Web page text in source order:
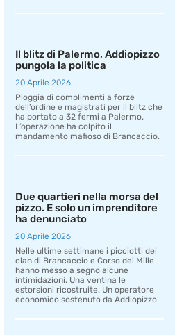
Il blitz di Palermo, Addiopizzo
pungola la politica
20 Aprile 2026
Pioggia di complimenti a forze
dell’ordine e magistrati per il blitz che
ha portato a 32 fermi a Palermo.
L’operazione ha colpito il
mandamento mafioso di Brancaccio.
Due quartieri nella morsa del
pizzo. E solo un imprenditore
ha denunciato
20 Aprile 2026
Nelle ultime settimane i picciotti dei
clan di Brancaccio e Corso dei Mille
hanno messo a segno alcune
intimidazioni. Una ventina le
estorsioni ricostruite. Un operatore
economico sostenuto da Addiopizzo